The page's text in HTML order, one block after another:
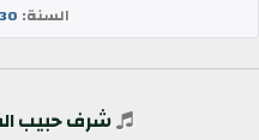
السنة:
شرف حبيب